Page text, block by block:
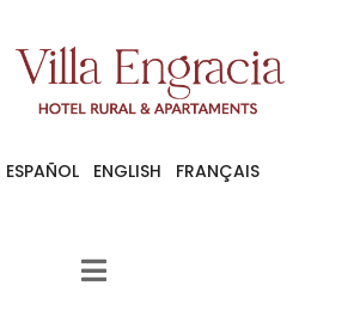
ESPAÑOL ENGLISH FRANÇAIS